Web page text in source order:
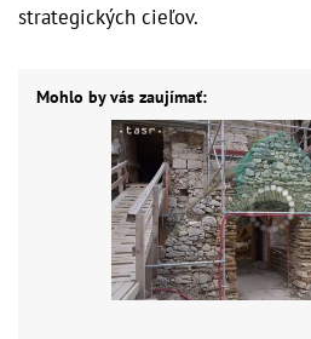
strategických cieľov.
Mohlo by vás zaujímať: